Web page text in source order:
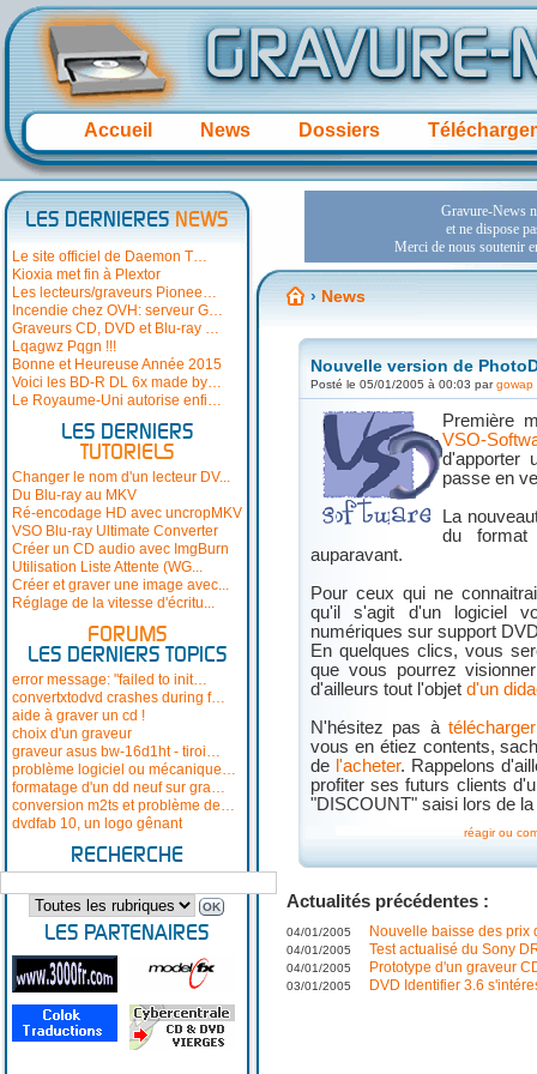
Accueil News Dossiers
LES DERNIERESNEWS
Le site officiel de Daemon T…
Kioxia met fin à Plextor
Les lecteurs/graveurs Pionee…
Incendie chez OVH: serveur G…
Graveurs CD, DVD et Blu-ray …
Lqagwz Pqgn !!!
Bonne et Heureuse Année 2015
Voici les BD-R DL 6x made by…
Le Royaume-Uni autorise enfi…
LES DERNIERS
TUTORIELS
Changer le nom d'un lecteur DV...
Du Blu-ray au MKV
Ré-encodage HD avec uncropMKV
VSO Blu-ray Ultimate Converter
Créer un CD audio avec ImgBurn
Utilisation Liste Attente (WG...
Créer et graver une image avec...
Réglage de la vitesse d'écritu...
FORUMS
LES DERNIERS TOPICS
error message: "failed to init…
convertxtodvd crashes during f…
aide à graver un cd !
choix d'un graveur
graveur asus bw-16d1ht - tiroi…
problème logiciel ou mécanique…
formatage d'un dd neuf sur gra…
conversion m2ts et problème de…
dvdfab 10, un logo gênant
RECHERCHE
LES PARTENAIRES
› News
Nouvelle version de
Posté le 05/01/2005 à 00:03 pargowap
Première
VSO-
d'apporter
passe en
La
du
auparavant.
Pour ceux qui ne
qu'il s'agit d'un logiciel
numériques sur support
En quelques clics, vous
que vous pourrez
d'ailleurs tout l'objet d'un
N'hésitez pas à
vous en étiez contents,
de l'acheter. Rappelons
profiter ses futurs clients
"DISCOUNT" saisi lors de
réagir ou
Actualités précédentes :
04/01/2005 Nouvelle baisse des prix
04/01/2005 Test actualisé du Sony
04/01/2005 Prototype d'un graveur
03/01/2005 DVD Identifier 3.6